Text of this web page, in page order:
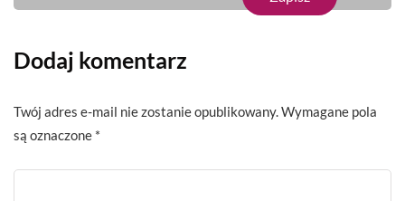
Dodaj komentarz
Twój adres e-mail nie zostanie opublikowany. Wymagane pola
są oznaczone *